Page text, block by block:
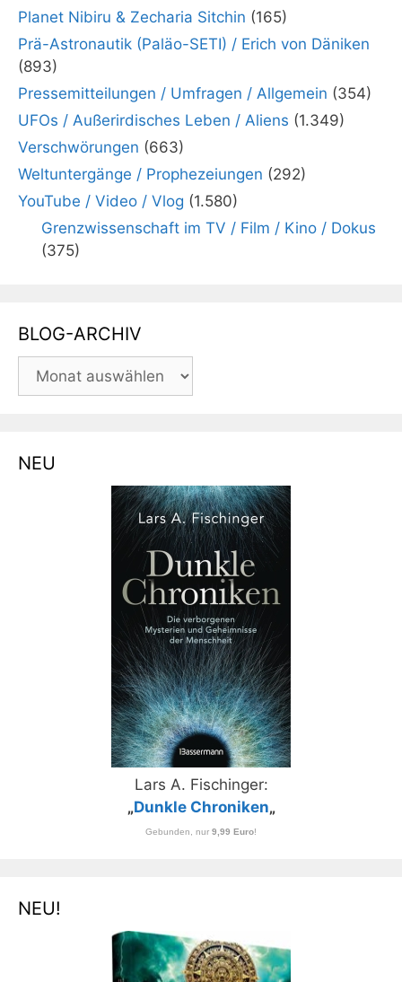
Planet Nibiru & Zecharia Sitchin (165)
Prä-Astronautik (Paläo-SETI) / Erich von Däniken
(893)
Pressemitteilungen / Umfragen / Allgemein (354)
UFOs / Außerirdisches Leben / Aliens (1.349)
Verschwörungen (663)
Weltuntergänge / Prophezeiungen (292)
YouTube / Video / Vlog (1.580)
Grenzwissenschaft im TV / Film / Kino / Dokus
(375)
BLOG-ARCHIV
BLOG-
ARCHIV
NEU
Lars A. Fischinger:
„Dunkle Chroniken„
Gebunden, nur 9,99 Euro!
NEU!